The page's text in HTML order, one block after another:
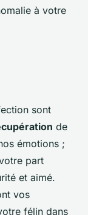
à votre
sont
de
émotions ;
part
et aimé.
vos
félin dans